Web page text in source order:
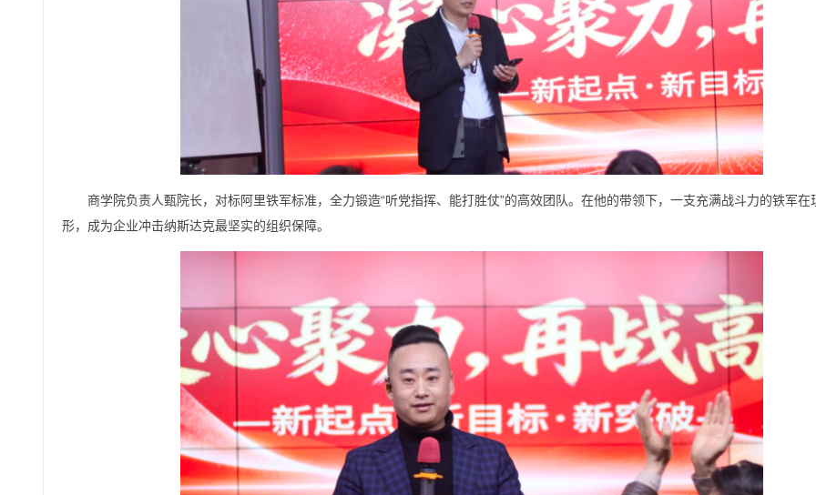
商学院负责人甄院长，对标阿里铁军标准，全力锻造“听党指挥、能打胜仗”的高效团队。在他的带领下，一支充满战斗力的铁军在
形，成为企业冲击纳斯达克最坚实的组织保障。